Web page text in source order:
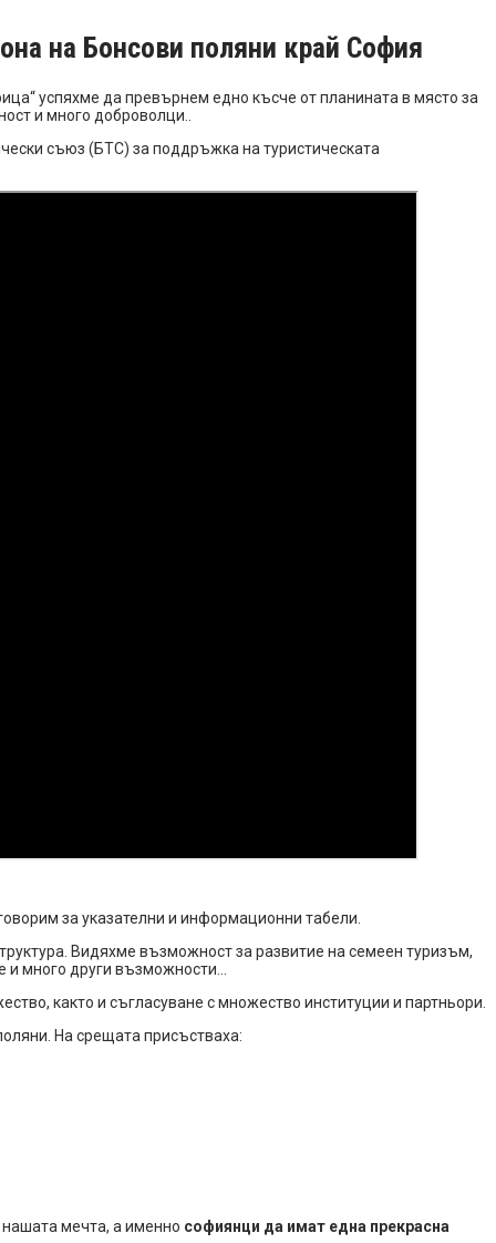
на Бонсови поляни край София
успяхме да превърнем едно късче от планината в място за
и много доброволци..
съюз (БТС) за поддръжка на туристическата
за указателни и информационни табели.
Видяхме възможност за развитие на семеен туризъм,
и много други възможности…
както и съгласуване с множество институции и партньори.
На срещата присъстваха:
нашата мечта, а именно софиянци да имат една прекрасна